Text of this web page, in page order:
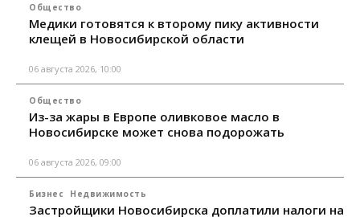
Общество
Медики готовятся к второму пику активности
клещей в Новосибирской области
06 августа 2026, 10:00
Общество
Из-за жары в Европе оливковое масло в
Новосибирске может снова подорожать
06 августа 2026, 09:00
Бизнес Недвижимость
Застройщики Новосибирска доплатили налоги на